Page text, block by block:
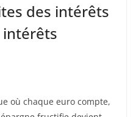
des intérêts
intérêts
où chaque euro compte,